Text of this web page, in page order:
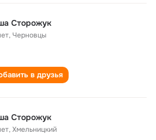
Сторожук
,Черновцы
в друзья
Сторожук
,Хмельницкий